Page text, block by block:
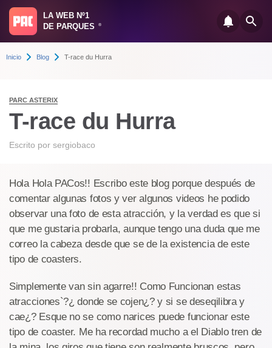
LA WEB Nº1
DE PARQUES
®
Inicio Blog T-race du Hurra
PARC ASTERIX
T-race du Hurra
Escrito por sergiobaco
Hola Hola PACos!! Escribo este blog porque después de
comentar algunas fotos y ver algunos videos he podido
observar una foto de esta atracción, y la verdad es que si
que me gustaria probarla, aunque tengo una duda que me
correo la cabeza desde que se de la existencia de este
tipo de coasters.
Simplemente van sin agarre!! Como Funcionan estas
atracciones`?¿ donde se cojen¿? y si se deseqilibra y
cae¿? Esque no se como narices puede funcionar este
tipo de coaster. Me ha recordad mucho a el Diablo tren de